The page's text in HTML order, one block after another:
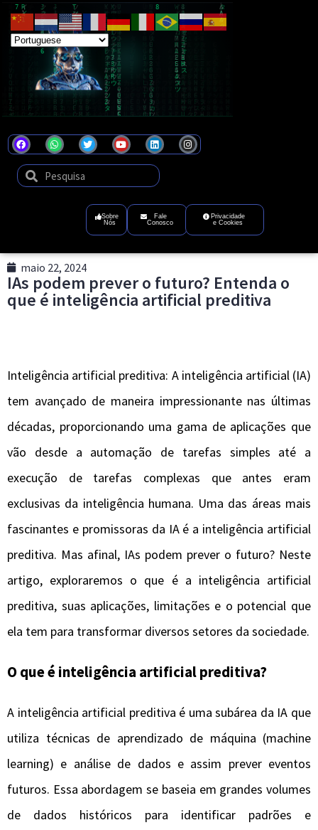
Sobre
Nós
Fale
Conosco
Privacidade
e Cookies
maio 22, 2024
IAs podem prever o futuro? Entenda o
que é inteligência artificial preditiva
Inteligência artificial preditiva: A inteligência artificial (IA)
tem avançado de maneira impressionante nas últimas
décadas, proporcionando uma gama de aplicações que
vão desde a automação de tarefas simples até a
execução de tarefas complexas que antes eram
exclusivas da inteligência humana. Uma das áreas mais
fascinantes e promissoras da IA é a inteligência artificial
preditiva. Mas afinal, IAs podem prever o futuro? Neste
artigo, exploraremos o que é a inteligência artificial
preditiva, suas aplicações, limitações e o potencial que
ela tem para transformar diversos setores da sociedade.
O que é inteligência artificial preditiva?
A inteligência artificial preditiva é uma subárea da IA que
utiliza técnicas de aprendizado de máquina (machine
learning) e análise de dados e assim prever eventos
futuros. Essa abordagem se baseia em grandes volumes
de dados históricos para identificar padrões e